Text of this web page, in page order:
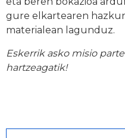
gure elkartearen
materialean lagunduz.
Eskerrik asko misio
hartzeagatik!